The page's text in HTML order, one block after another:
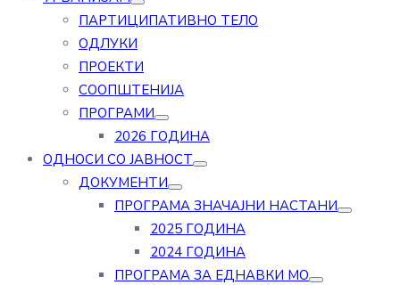
ПАРТИЦИПАТИВНО ТЕЛО
ОДЛУКИ
ПРОЕКТИ
СООПШТЕНИЈА
ПРОГРАМИ
2026 ГОДИНА
ОДНОСИ СО ЈАВНОСТ
ДОКУМЕНТИ
ПРОГРАМА ЗНАЧАЈНИ НАСТАНИ
2025 ГОДИНА
2024 ГОДИНА
ПРОГРАМА ЗА ЕДНАВКИ МО